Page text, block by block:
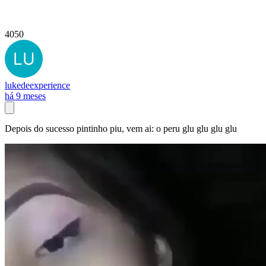
4050
lukedeexperience
há 9 meses
Depois do sucesso pintinho piu, vem ai: o peru glu glu glu glu